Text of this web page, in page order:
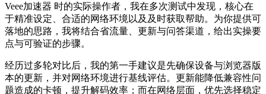
Veee加速器 时的实际操作者，我在多次测试中发现，核心在
于精准设定、合适的网络环境以及及时获取帮助。为你提供可
落地的思路，我将结合省流量、更新与问答渠道，给出实操要
点与可验证的步骤。
经历过多轮对比后，我的第一手建议是先确保设备与浏览器版
本的更新，并对网络环境进行基线评估。更新能降低兼容性问
题造成的卡顿，提升解码效率；而在网络层面，优先选择稳定